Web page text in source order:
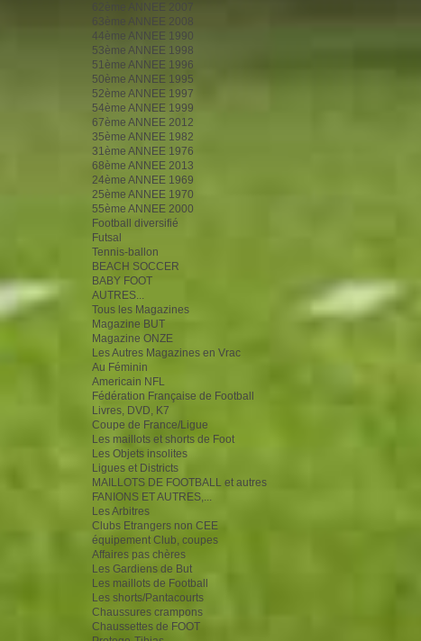
62ème ANNEE 2007
63ème ANNEE 2008
44ème ANNEE 1990
53ème ANNEE 1998
51ème ANNEE 1996
50ème ANNEE 1995
52ème ANNEE 1997
54ème ANNEE 1999
67ème ANNEE 2012
35ème ANNEE 1982
31ème ANNEE 1976
68ème ANNEE 2013
24ème ANNEE 1969
25ème ANNEE 1970
55ème ANNEE 2000
Football diversifié
Futsal
Tennis-ballon
BEACH SOCCER
BABY FOOT
AUTRES...
Tous les Magazines
Magazine BUT
Magazine ONZE
Les Autres Magazines en Vrac
Au Féminin
Americain NFL
Fédération Française de Football
Livres, DVD, K7
Coupe de France/Ligue
Les maillots et shorts de Foot
Les Objets insolites
Ligues et Districts
MAILLOTS DE FOOTBALL et autres
FANIONS ET AUTRES,...
Les Arbitres
Clubs Etrangers non CEE
équipement Club, coupes
Affaires pas chères
Les Gardiens de But
Les maillots de Football
Les shorts/Pantacourts
Chaussures crampons
Chaussettes de FOOT